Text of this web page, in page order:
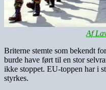
Af
Briterne stemte som bekendt
burde have ført til en stor
ikke stoppet. EU-toppen har i
styrkes.